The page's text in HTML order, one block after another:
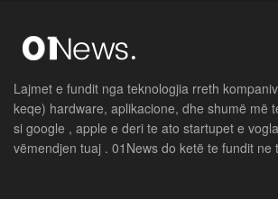
Lajmet e fundit nga teknologjia rreth
keqe) hardware, aplikacione, dhe shumë më
si google , apple e deri te ato startupet e
vëmendjen tuaj . 01News do ketë te fundit ne